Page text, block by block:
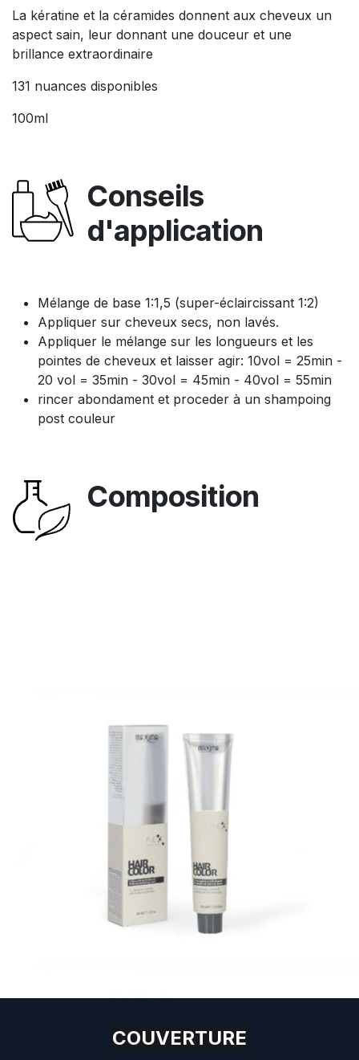
La kératine et la céramides donnent aux cheveux un
aspect sain, leur donnant une douceur et une
brillance extraordinaire
131 nuances disponibles
100ml
Conseils
d'application
Mélange de base 1:1,5 (super-éclaircissant 1:2)
Appliquer sur cheveux secs, non lavés.
Appliquer le mélange sur les longueurs et les
pointes de cheveux et laisser agir: 10vol = 25min -
20 vol = 35min - 30vol = 45min - 40vol = 55min
rincer abondament et proceder à un shampoing
post couleur
Composition
COUVERTURE